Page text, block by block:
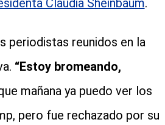
Claudia Sheinbaum.
periodistas reunidos en la
“Estoy bromeando,
mañana ya puedo ver los
pero fue rechazado por su